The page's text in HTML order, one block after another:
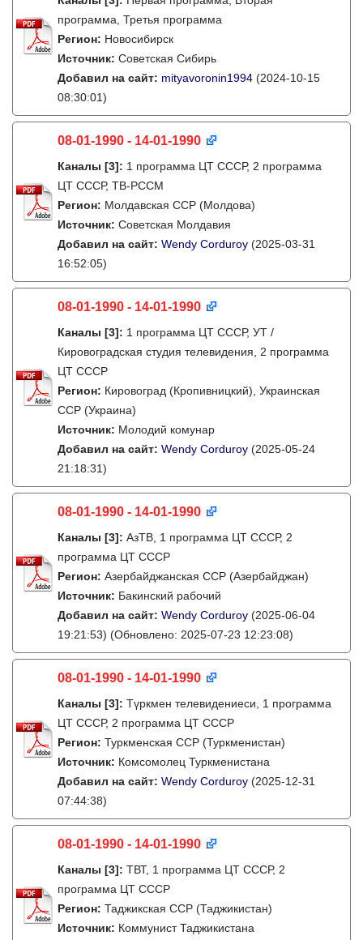
программа, Третья программа
Регион: Новосибирск
Источник: Советская Сибирь
Добавил на сайт: mityavoronin1994 (2024-10-15
08:30:01)
08-01-1990 - 14-01-1990
Каналы [3]: 1 программа ЦТ СССР, 2 программа
ЦТ СССР, ТВ-РССМ
Регион: Молдавская ССР (Молдова)
Источник: Советская Молдавия
Добавил на сайт: Wendy Corduroy (2025-03-31
16:52:05)
08-01-1990 - 14-01-1990
Каналы [3]: 1 программа ЦТ СССР, УТ /
Кировоградская студия телевидения, 2 программа
ЦТ СССР
Регион: Кировоград (Кропивницкий), Украинская
ССР (Украина)
Источник: Молодий комунар
Добавил на сайт: Wendy Corduroy (2025-05-24
21:18:31)
08-01-1990 - 14-01-1990
Каналы [3]: АзТВ, 1 программа ЦТ СССР, 2
программа ЦТ СССР
Регион: Азербайджанская ССР (Азербайджан)
Источник: Бакинский рабочий
Добавил на сайт: Wendy Corduroy (2025-06-04
19:21:53) (Обновлено: 2025-07-23 12:23:08)
08-01-1990 - 14-01-1990
Каналы [3]: Түркмен телевидениеси, 1 программа
ЦТ СССР, 2 программа ЦТ СССР
Регион: Туркменская ССР (Туркменистан)
Источник: Комсомолец Туркменистана
Добавил на сайт: Wendy Corduroy (2025-12-31
07:44:38)
08-01-1990 - 14-01-1990
Каналы [3]: ТВТ, 1 программа ЦТ СССР, 2
программа ЦТ СССР
Регион: Таджикская ССР (Таджикистан)
Источник: Коммунист Таджикистана